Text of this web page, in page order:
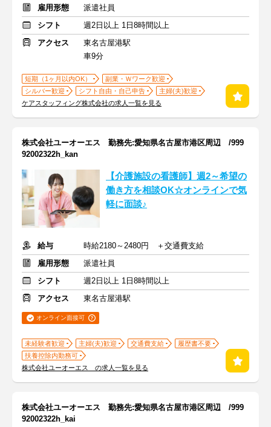
雇用形態
派遣社員
シフト
週2日以上 1日8時間以上
アクセス
東名古屋港駅
車9分
短期（1ヶ月以内OK）
副業・Ｗワーク歓迎
シルバー歓迎
シフト自由・自己申告
主婦(夫)歓迎
ケアスタッフィング株式会社の求人一覧を見る
株式会社ユーオーエス 勤務先:愛知県名古屋市港区周辺 /999
92002322h_kan
【介護施設の看護師】週2～希望の
働き方を相談OK☆オンラインで気
軽に面談♪
給与
時給2180～2480円 ＋交通費支給
雇用形態
派遣社員
シフト
週2日以上 1日8時間以上
アクセス
東名古屋港駅
オンライン面接可
未経験者歓迎 主婦(夫)歓迎 交通費支給
履歴書不要
扶養控除内勤務可
株式会社ユーオーエス の求人一覧を見る
株式会社ユーオーエス 勤務先:愛知県名古屋市港区周辺 /999
92002322h_kai